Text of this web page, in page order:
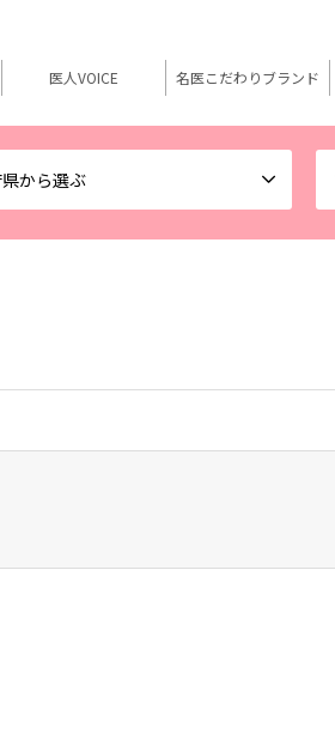
から選ぶ
医人VOICE 名医こだわりブランド